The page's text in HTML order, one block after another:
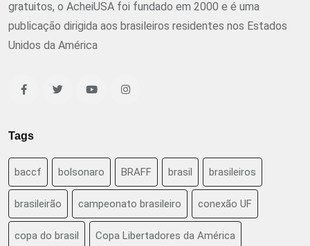
gratuitos, o AcheiUSA foi fundado em 2000 e é uma
publicação dirigida aos brasileiros residentes nos Estados
Unidos da América
Tags
baccf bolsonaro BRAFF brasil brasileiros
brasileirão campeonato brasileiro conexão UF
copa do brasil Copa Libertadores da América